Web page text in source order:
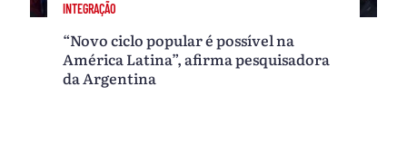
INTEGRAÇÃO
“Novo ciclo popular é possível na
América Latina”, afirma pesquisadora
da Argentina